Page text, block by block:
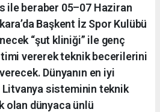
ile beraber 05–07 Haziran
Başkent İz Spor Kulübü
“şut kliniği” ile genç
vererek teknik becerilerini
Dünyanın en iyi
sisteminin teknik
olan dünyaca ünlü